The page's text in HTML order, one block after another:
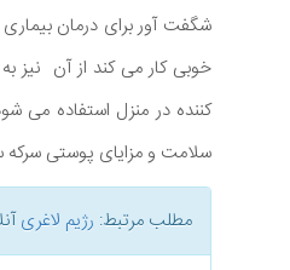
شگفت آور برای درمان
خوبی کار می کند از آن نیز
کننده در منزل استفاده می
سلامت و مزایای پوستی
مطلب مرتبط: رژیم لاغری